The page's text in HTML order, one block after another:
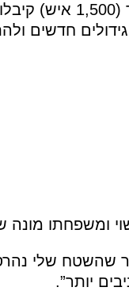
מאתים חמישים משקי בית
גידולים חדשים
שהשטח שלי
יותר”.